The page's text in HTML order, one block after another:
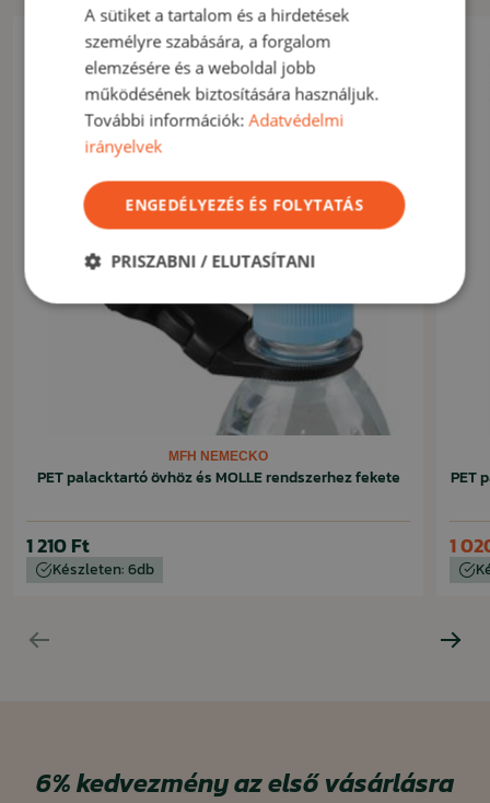
Kempingezéshez, sátrazáshoz vagy a nyaralóba is alkalmas.
MUTASS KEVESEBBET
MFH NEMECKO
PET palacktartó övhöz és MOLLE rendszerhez fekete
1 210 Ft
Készleten: 6db
PET
1
6%kedvezményaz első vásárlásra
A sütiket a tartalom és a hirdetések
személyre szabására, a forgalom
elemzésére és a weboldal jobb
működésének biztosítására használjuk.
További információk:Adatvédelmi
irányelvek
ENGEDÉLYEZÉS ÉS FOLYTATÁS
PRISZABNI / ELUTASÍTANI